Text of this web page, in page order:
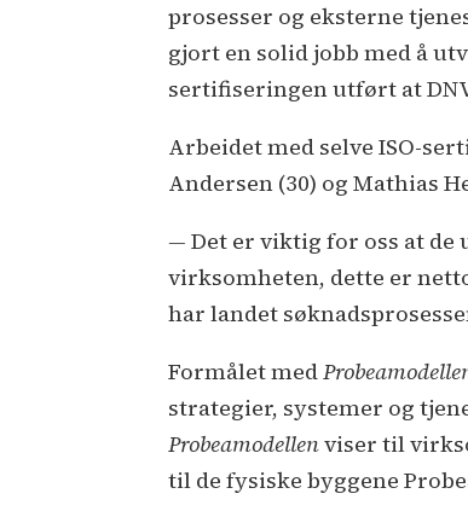
prosesser og eksterne
gjort en solid jobb med å
sertifiseringen utført at
Arbeidet med selve ISO-
Andersen (30) og Mathias
— Det er viktig for oss at
virksomheten, dette er
har landet
Formålet med
strategier, systemer og
Probeamodellenviser til
til de fysiske byggene